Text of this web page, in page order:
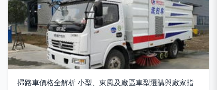
掃路車價格全解析 小型、東風及廠區車型選購與廠家指